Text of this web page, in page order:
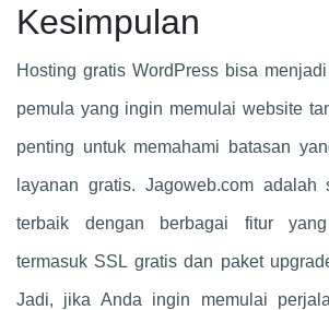
Kesimpulan
Hosting gratis WordPress bisa
pemula yang ingin memulai website
penting untuk memahami batasan
layanan gratis. Jagoweb.com
terbaik dengan berbagai fitur yang
termasuk SSL gratis dan paket
Jadi, jika Anda ingin memulai